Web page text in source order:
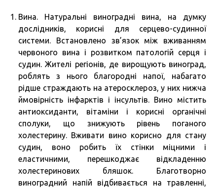
Вина. Натуральні виноградні вина, на думку
дослідників, корисні для серцево-судинної
системи. Встановлено зв’язок між вживанням
червоного вина і розвитком патологій серця і
судин. Жителі регіонів, де вирощують виноград,
роблять з нього благородні напої, набагато
рідше страждають на атеросклероз, у них нижча
ймовірність інфарктів і інсультів. Вино містить
антиоксиданти, вітаміни і корисні органічні
сполуки, що знижують рівень поганого
холестерину. Вживати вино корисно для стану
судин, воно робить їх стінки міцними і
еластичними, перешкоджає відкладенню
холестеринових бляшок. Благотворно
виноградний напій відбивається на травленні,